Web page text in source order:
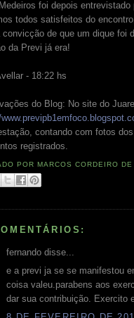
foi depois entrevistado
todos satisfeitos do encontro,
convicção de que um dique foi
da Previ já era!
- 18:22 hs
do Blog: No site do
contando com fotos
registrados.
PORMARCOS CORDEIRO
fernando disse...
e a previ ja se se manifestou
coisa valeu.parabens aos
dar sua contribuição. Exercito